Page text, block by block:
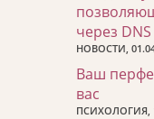
через DNS
НОВОСТИ,
Ваш
вас
ПСИХОЛОГИЯ,